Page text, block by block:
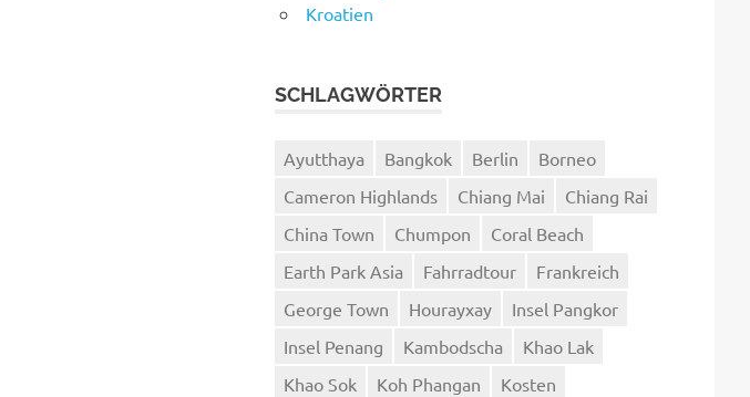
Kroatien
SCHLAGWÖRTER
Ayutthaya Bangkok Berlin
Borneo
Cameron Highlands
Chiang Mai
Chiang Rai
China Town
Chumpon
Coral Beach
Earth Park Asia
Fahrradtour
Frankreich
George Town
Hourayxay
Insel Pangkor
Insel Penang
Kambodscha
Khao Lak
Khao Sok
Koh Phangan
Kosten